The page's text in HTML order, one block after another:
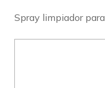
Spray limpiador